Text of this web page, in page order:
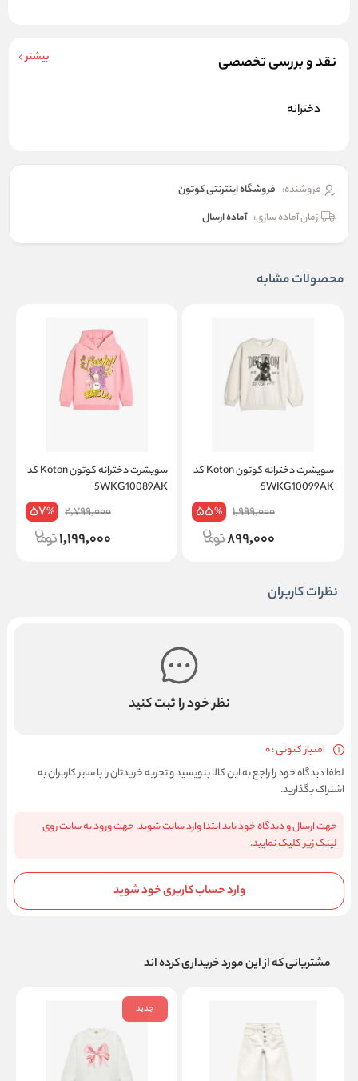
نقد و بررسی تخصصی بیشتر
دخترانه
فروشنده: فروشگاه اینترنتی کوتون
زمان آماده سازی: آماده ارسال
محصولات مشابه
سویشرت دخترانه کوتون Koton کد
5WKG10099AK
1,999,000
55%
899,000
سویشرت دخترانه کوتون Koton کد
5WKG10089AK
2,799,000
57%
1,199,000
نظرات کاربران
نظر خود را ثبت کنید
امتیاز کنونی : 0
لطفا دیدگاه خود را راجع به این کالا بنویسید و تجربه خریدتان را با سایر کاربران به
اشتراک بگذارید.
جهت ارسال و دیدگاه خود باید ابتدا وارد سایت شوید. جهت ورود به سایت روی
لینک زیر کلیک نمایید.
وارد حساب کاربری خود شوید
مشتریانی که از این مورد خریداری کرده اند
جدید